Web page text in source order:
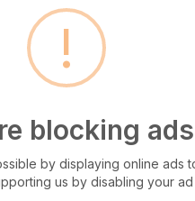
!
blocking ads
by displaying online ads
us by disabling your